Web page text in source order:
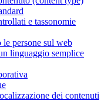
e tassonomie
persone sul web
linguaggio semplice
dei contenuti